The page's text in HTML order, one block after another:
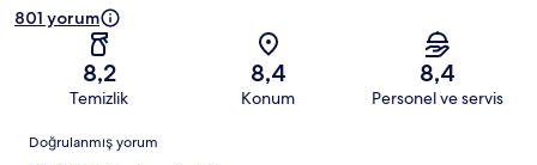
801 yorum
8,2
Temizlik
8,4
Konum
8,4
Personel ve servis
Yorumlar
Doğrulanmış yorum